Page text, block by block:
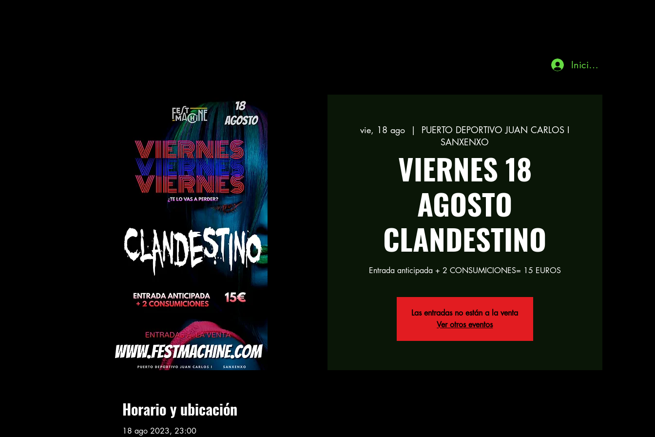
Iniciar sesión
vie, 18 ago
  |
PUERTO DEPORTIVO JUAN CARLOS I
SANXENXO
VIERNES 18
AGOSTO
CLANDESTINO
Entrada anticipada + 2 CONSUMICIONES= 15 EUROS
Las entradas no están a la venta
Ver otros eventos
Horario y ubicación
18 ago 2023, 23:00